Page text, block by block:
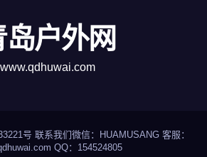
岛户外网
www.qdhuwai.com
号 联系我们微信：HUAMUSANG 客服：
QQ： 154524805